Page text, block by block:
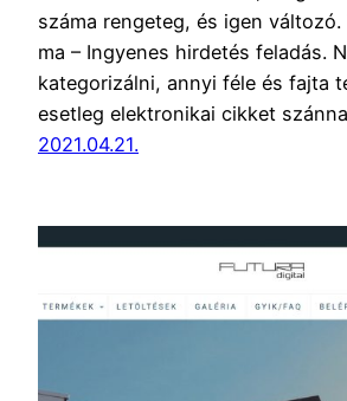
száma rengeteg, és igen változó.
ma – Ingyenes hirdetés feladás.
kategorizálni, annyi féle és fajta
esetleg elektronikai cikket
2021.04.21.